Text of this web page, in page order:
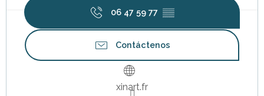
06 47 59 77 ▒▒
Contáctenos
xinart.fr